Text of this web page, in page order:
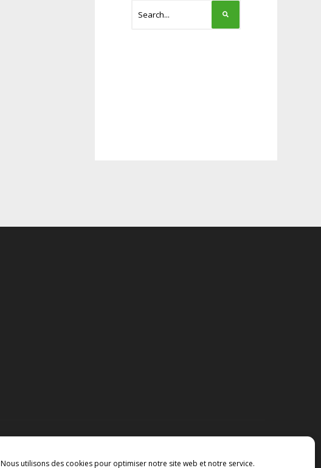
Nous utilisons des cookies pour optimiser notre site web et notre service.